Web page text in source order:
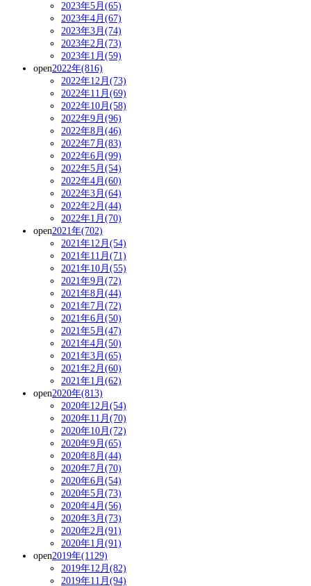
2023年5月(65)
2023年4月(67)
2023年3月(74)
2023年2月(73)
2023年1月(59)
open2022年(816)
2022年12月(73)
2022年11月(69)
2022年10月(58)
2022年9月(96)
2022年8月(46)
2022年7月(83)
2022年6月(99)
2022年5月(54)
2022年4月(60)
2022年3月(64)
2022年2月(44)
2022年1月(70)
open2021年(702)
2021年12月(54)
2021年11月(71)
2021年10月(55)
2021年9月(72)
2021年8月(44)
2021年7月(72)
2021年6月(50)
2021年5月(47)
2021年4月(50)
2021年3月(65)
2021年2月(60)
2021年1月(62)
open2020年(813)
2020年12月(54)
2020年11月(70)
2020年10月(72)
2020年9月(65)
2020年8月(44)
2020年7月(70)
2020年6月(54)
2020年5月(73)
2020年4月(56)
2020年3月(73)
2020年2月(91)
2020年1月(91)
open2019年(1129)
2019年12月(82)
2019年11月(94)